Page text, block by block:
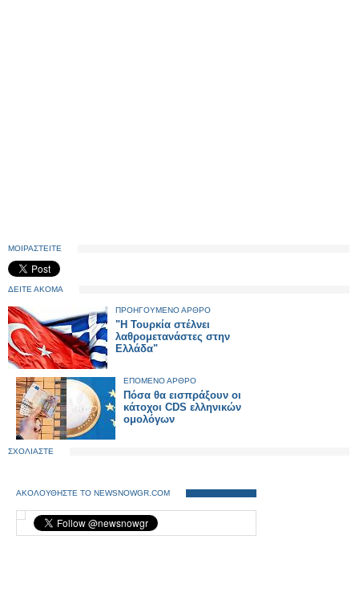
ΜΟΙΡΑΣΤΕΙΤΕ
ΔΕΙΤΕ ΑΚΟΜΑ
ΠΡΟΗΓΟΥΜΕΝΟ ΑΡΘΡΟ
"Η Τουρκία στέλνει
λαθρομετανάστες στην
Ελλάδα"
ΕΠΟΜΕΝΟ ΑΡΘΡΟ
Πόσα θα εισπράξουν οι
κάτοχοι CDS ελληνικών
ομολόγων
ΣΧΟΛΙΑΣΤΕ
ΑΚΟΛΟΥΘΗΣΤΕ ΤΟ NEWSNOWGR.COM